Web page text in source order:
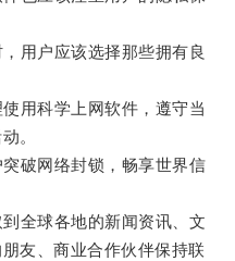
用户应该选择那些拥有良
用科学上网软件，遵守当
。
破网络封锁，畅享世界信
全球各地的新闻资讯、文
友、商业合作伙伴保持联